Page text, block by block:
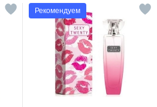
Рекомендуем